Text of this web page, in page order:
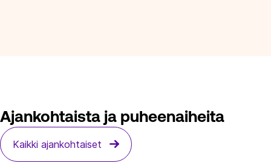
Ajankohtaista ja puheenaiheita
Kaikki ajankohtaiset